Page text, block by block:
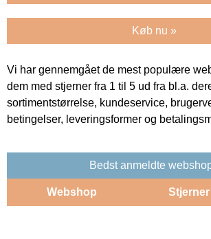
Køb nu »
Vi har gennemgået de mest populære
dem med stjerner fra 1 til 5 ud fra bl.a.
sortimentstørrelse, kundeservice,
betingelser, leveringsformer og
Bedst anmeldte
Webshop Stjerner